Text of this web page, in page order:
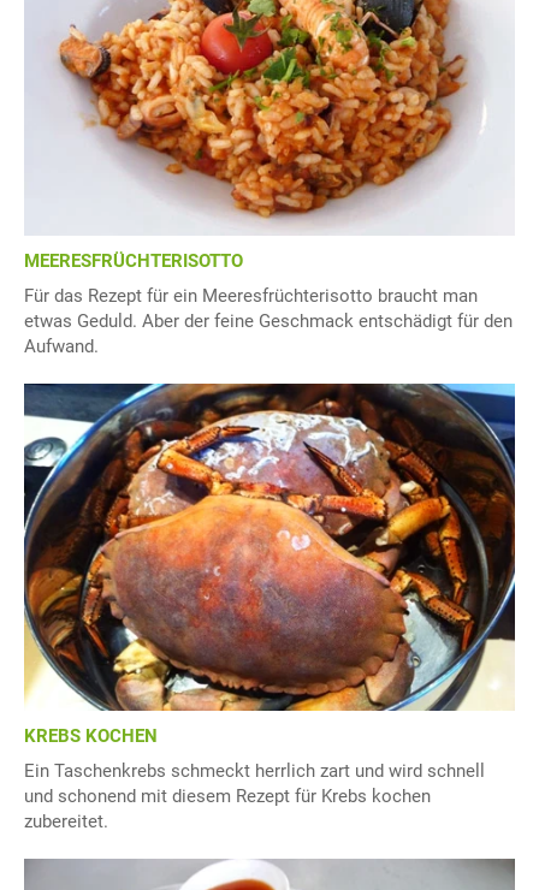
MEERESFRÜCHTERISOTTO
Für das Rezept für ein Meeresfrüchterisotto braucht man
etwas Geduld. Aber der feine Geschmack entschädigt für den
Aufwand.
KREBS KOCHEN
Ein Taschenkrebs schmeckt herrlich zart und wird schnell
und schonend mit diesem Rezept für Krebs kochen
zubereitet.